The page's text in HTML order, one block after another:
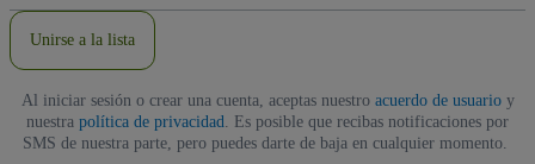
Unirse a la lista
Al iniciar sesión o crear una cuenta, aceptas nuestro acuerdo de usuarioy
nuestra política de privacidad
. Es posible que recibas notificaciones por
SMS de nuestra parte, pero puedes darte de baja en cualquier momento.